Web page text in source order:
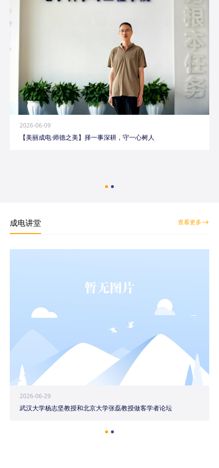
2026-06-09
【美丽成电·师德之美】择一事深耕，守一心树人
成电讲堂 查看更多
2026-06-29
武汉大学杨志坚教授和北京大学张磊教授做客学者论坛